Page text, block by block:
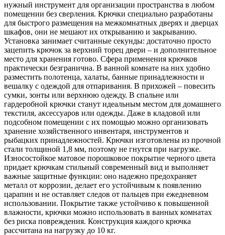
нужный инструмент для организации пространства в любом
помещении без сверления. Крючки специально разработаны
для быстрого размещения на межкомнатных дверях и дверцах
шкафов, они не мешают их открыванию и закрыванию.
Установка занимает считанные секунды: достаточно просто
зацепить крючок за верхний торец двери – и дополнительное
место для хранения готово. Сфера применения крючков
практически безгранична. В ванной комнате на них удобно
разместить полотенца, халаты, банные принадлежности и
вешалку с одеждой для отпаривания. В прихожей – повесить
сумки, зонты или верхнюю одежду. В спальне или
гардеробной крючки станут идеальным местом для домашнего
текстиля, аксессуаров или одежды. Даже в кладовой или
подсобном помещении с их помощью можно организовать
хранение хозяйственного инвентаря, инструментов и
рыбацких принадлежностей. Крючки изготовлены из прочной
стали толщиной 1,8 мм, поэтому не гнутся при нагрузке.
Износостойкое матовое порошковое покрытие черного цвета
придает крючкам стильный современный вид и выполняет
важные защитные функции: оно надежно предохраняет
металл от коррозии, делает его устойчивым к появлению
царапин и не оставляет следов от пальцев при ежедневном
использовании. Покрытие также устойчиво к повышенной
влажности, крючки можно использовать в ванных комнатах
без риска повреждения. Конструкция каждого крючка
рассчитана на нагрузку до 10 кг.